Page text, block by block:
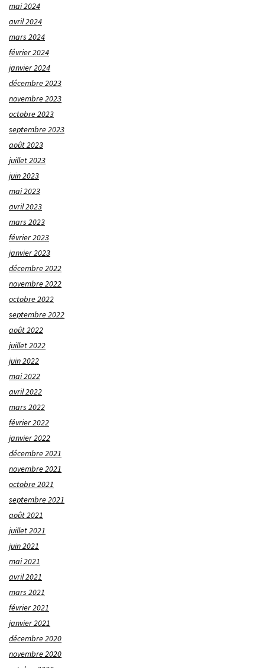
mai 2024
avril 2024
mars 2024
février 2024
janvier 2024
décembre 2023
novembre 2023
octobre 2023
septembre 2023
août 2023
juillet 2023
juin 2023
mai 2023
avril 2023
mars 2023
février 2023
janvier 2023
décembre 2022
novembre 2022
octobre 2022
septembre 2022
août 2022
juillet 2022
juin 2022
mai 2022
avril 2022
mars 2022
février 2022
janvier 2022
décembre 2021
novembre 2021
octobre 2021
septembre 2021
août 2021
juillet 2021
juin 2021
mai 2021
avril 2021
mars 2021
février 2021
janvier 2021
décembre 2020
novembre 2020